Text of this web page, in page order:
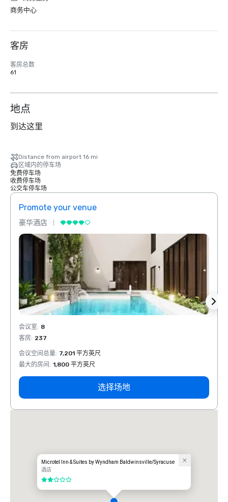
商务中心
客房
客房总数
61
地点
到达这里
Distance from airport 16 mi
区域内的停车场
免费停车场
收费停车场
公交车停车场
Promote your venue
豪华酒店
会议室: 8
客房: 237
会议空间总量: 7,201 平方英尺
最大的房间 : 1,800 平方英尺
选择场地
Microtel Inn & Suites by Wyndham Baldwinsville/Syracuse
酒店
2/5